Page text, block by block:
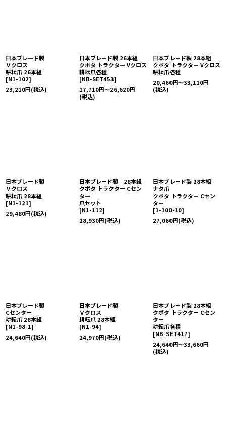
日本ブレード製
Ｖクロス
耕耘爪 26本組
[N1-102]
23,210円(税込)
日本ブレード製 26本組
クボタ トラクター Vクロス
耕耘爪各種
[NB-SET453]
17,710円～26,620円
(税込)
日本ブレード製 28本組
クボタ トラクター Vクロス
耕耘爪各種
20,460円～33,110円
(税込)
日本ブレード製
Ｖクロス
耕耘爪 28本組
[N1-121]
29,480円(税込)
日本ブレード製 28本組
クボタ トラクター Cセン
ター
爪セット
[N1-112]
28,930円(税込)
日本ブレード製 28本組
ナタ爪
クボタ トラクター Cセン
ター
[1-100-10]
27,060円(税込)
日本ブレード製
Cセンター
耕耘爪 28本組
[N1-98-1]
24,640円(税込)
日本ブレード製
Ｖクロス
耕耘爪 28本組
[N1-94]
24,970円(税込)
日本ブレード製 28本組
クボタ トラクター Cセン
ター
耕耘爪各種
[NB-SET417]
24,640円～33,660円
(税込)